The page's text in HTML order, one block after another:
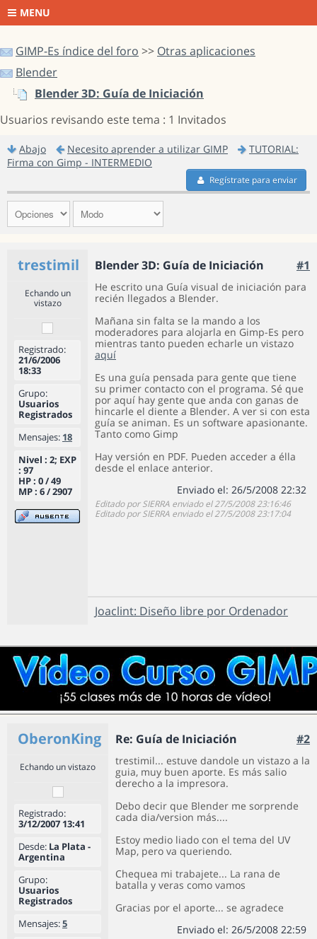
MENU
GIMP-Es índice del foro >> Otras aplicaciones
Blender
Blender 3D: Guía de Iniciación
Usuarios revisando este tema : 1 Invitados
Abajo Necesito aprender a utilizar GIMP
TUTORIAL:
Firma con Gimp - INTERMEDIO
Regístrate para enviar
trestimil Blender 3D: Guía de Iniciación #1
Echando un
vistazo
Registrado:
21/6/2006
18:33
Grupo:
Usuarios
Registrados
Mensajes: 18
Nivel : 2; EXP
: 97
HP : 0 / 49
MP : 6 / 2907
He escrito una Guía visual de iniciación para
recién llegados a Blender.
Mañana sin falta se la mando a los
moderadores para alojarla en Gimp-Es pero
mientras tanto pueden echarle un vistazo
aquí
Es una guía pensada para gente que tiene
su primer contacto con el programa. Sé que
por aquí hay gente que anda con ganas de
hincarle el diente a Blender. A ver si con esta
guía se animan. Es un software apasionante.
Tanto como Gimp
Hay versión en PDF. Pueden acceder a élla
desde el enlace anterior.
Enviado el: 26/5/2008 22:32
Editado por SIERRA enviado el 27/5/2008 23:16:46
Editado por SIERRA enviado el 27/5/2008 23:17:04
Joaclint: Diseño libre por Ordenador
OberonKing Re: Guía de Iniciación #2
Echando un vistazo
Registrado:
3/12/2007 13:41
Desde: La Plata -
Argentina
Grupo:
Usuarios
Registrados
Mensajes:5
trestimil... estuve dandole un vistazo a la
guia, muy buen aporte. Es más salio
derecho a la impresora.
Debo decir que Blender me sorprende
cada dia/version más....
Estoy medio liado con el tema del UV
Map, pero va queriendo.
Chequea mi trabajete... La rana de
batalla y veras como vamos
Gracias por el aporte... se agradece
Enviado el: 26/5/2008 22:59